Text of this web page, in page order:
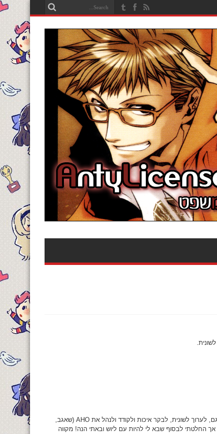
פאנסאב הוא חלק ממני כבר מגיל צעיר. הספקתי כבר לתרגם, לערוך לשונית, לבקר איכות ולקודד ולנהל את AHO (שאגב,
החלטתי לבסוף שבא לי להיות עם ליוש ובאתי הנה! מקווה